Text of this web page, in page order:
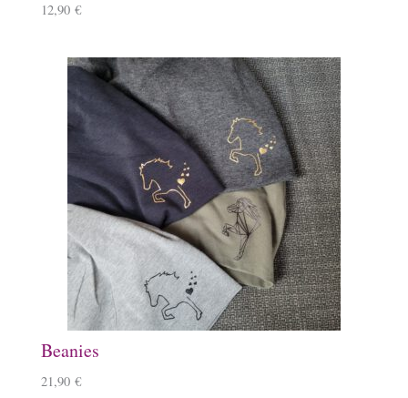
12,90 €
Beanies
21,90 €